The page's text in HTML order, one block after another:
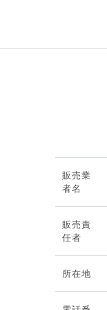
販売業
者名
販売責
任者
所在地